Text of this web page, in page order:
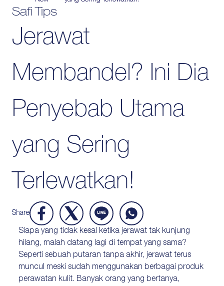
Protection
Wrinkles
Safi Tips
Jerawat
Membandel? Ini Dia
Penyebab Utama
yang Sering
Terlewatkan!
Share
Siapa yang tidak kesal ketika jerawat tak kunjung
hilang, malah datang lagi di tempat yang sama?
Seperti sebuah putaran tanpa akhir, jerawat terus
muncul meski sudah menggunakan berbagai produk
perawatan kulit. Banyak orang yang bertanya,